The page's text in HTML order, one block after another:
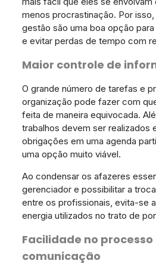
menos procrastinação. Por
gestão são uma boa opção
e evitar perdas de tempo com
Maior controle de
O grande número de tarefas e
organização pode fazer com
feita de maneira equivocada.
trabalhos devem ser realizados
obrigações em uma agenda
uma opção muito viável.
Ao condensar os afazeres
gerenciador e possibilitar a
entre os profissionais, evita-se
energia utilizados no trato de
Facilidade no processo
comunicação